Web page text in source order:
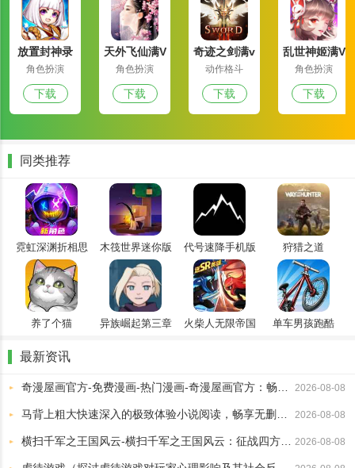
6. 新场景互动-光子鸡的手推车：分布在中心车站，互动可推起移动
阻挡敌人进攻，是战斗交火的强力掩体;
7. 新场景互动-自动车库：分布在中心车站，互动可召唤心仪的载具;
8. 新机制-召回任务：在规定的对局时间内，队友被淘汰的特种兵小
队将会收到召回任务，可前往指定地点召回被淘汰的队友;
放置封神录
满v版
角色扮演
下载
天外飞仙满V
版
角色扮演
下载
奇迹之剑满v
版
动作格斗
下载
乱世神姬满V
版
角色扮演
下载
同类推荐
霓虹深渊折相思
单机安卓
木筏世界迷你版 代号速降手机版 狩猎之道
养了个猫 异族崛起第三章
火柴人无限帝国
单车男孩跑酷
最新资讯
2026-08-08
2026-08-08
2026-08-08